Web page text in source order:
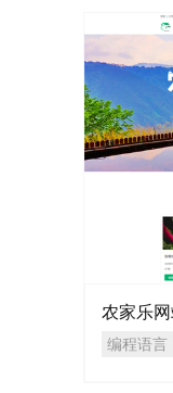
农家乐
编程语言